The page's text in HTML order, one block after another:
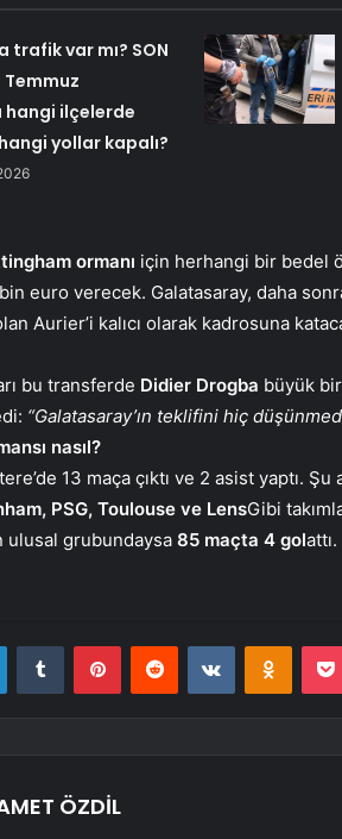
trafik var mı? SON
Temmuz
hangi ilçelerde
yollar kapalı?
ormanı için herhangi bir bedel
euro verecek. Galatasaray, daha
Aurier’i kalıcı olarak kadrosuna
bu transferde Didier Drogba büyük
“Galatasaray’ın teklifini hiç
nasıl?
13 maça çıktı ve 2 asist yaptı.
PSG, Toulouse ve LensGibi
ulusal grubundaysa 85 maçta 4 golattı.
LinkedInTumblr PinterestReddit VKontakte
ÖZDİL